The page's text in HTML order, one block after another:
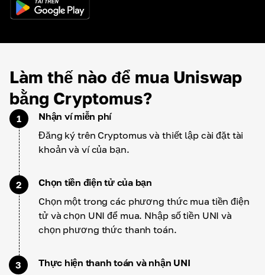
Làm thế nào để mua Uniswap
bằng Cryptomus?
1
Nhận ví miễn phí
Đăng ký trên Cryptomus và thiết lập cài đặt tài
khoản và ví của bạn.
2
Chọn tiền điện tử của bạn
Chọn một trong các phương thức mua tiền điện
tử và chọn UNI để mua. Nhập số tiền UNI và
chọn phương thức thanh toán.
3
Thực hiện thanh toán và nhận UNI